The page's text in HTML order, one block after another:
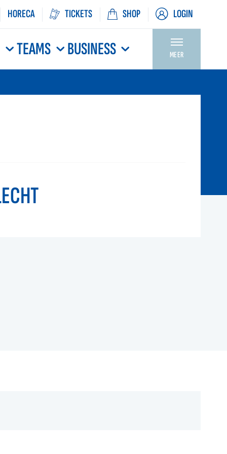
HORECA TICKETS SHOP LOGIN
TEAMS BUSINESS MEER